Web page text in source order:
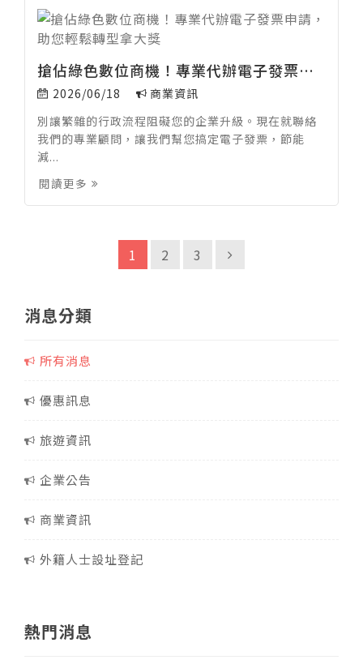
搶佔綠色數位商機！專業代辦電子發票申請，助您輕鬆轉型拿大獎
2026/06/18
商業資訊
別讓繁雜的行政流程阻礙您的企業升級。現在就聯絡
我們的專業顧問，讓我們幫您搞定電子發票，節能
減...
閱讀更多
1 2 3
消息分類
所有消息
優惠訊息
旅遊資訊
企業公告
商業資訊
外籍人士設址登記
熱門消息